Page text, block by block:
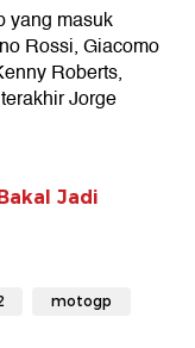
yang masuk
Rossi, Giacomo
Roberts,
Jorge
Jadi
motogp